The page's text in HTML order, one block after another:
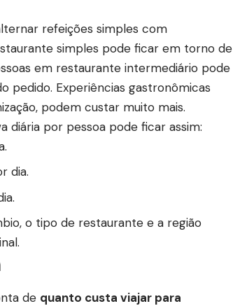
refeições simples com
simples pode ficar em torno de
em restaurante intermediário pode
pedido. Experiências gastronômicas
podem custar muito mais.
diária por pessoa pode ficar assim:
dia.
o tipo de restaurante e a região
de quanto custa viajar para